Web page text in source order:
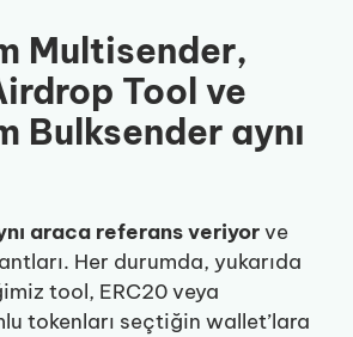
Multisender,
Tool ve
Bulksender aynı
araca referans veriyorve
Her durumda, yukarıda
tool, ERC20 veya
tokenları seçtiğin wallet’lara